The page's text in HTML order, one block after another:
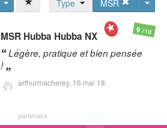
MSR
Type
MSR Hubba Hubba NX
Légère, pratique et bien pensée
!
arthurmacherey, 16 mai 18
9/10